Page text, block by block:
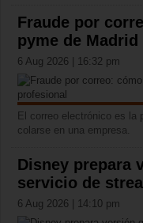
Fraude por
pyme de
6 Aug 2026 | 16:32 pm
El correo electrónico es la
colarse en una empresa.
Disney prepara
servicio de
6 Aug 2026 | 14:10 pm